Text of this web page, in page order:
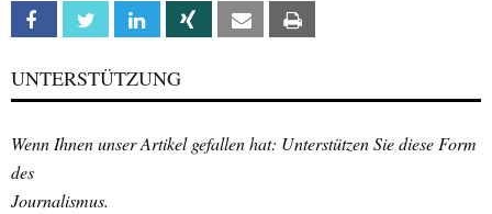
Facebook Twitter Linkedin Xing Email
UNTERSTÜTZUNG
Wenn Ihnen unser Artikel gefallen hat: Unterstützen Sie diese Form
des
Journalismus.